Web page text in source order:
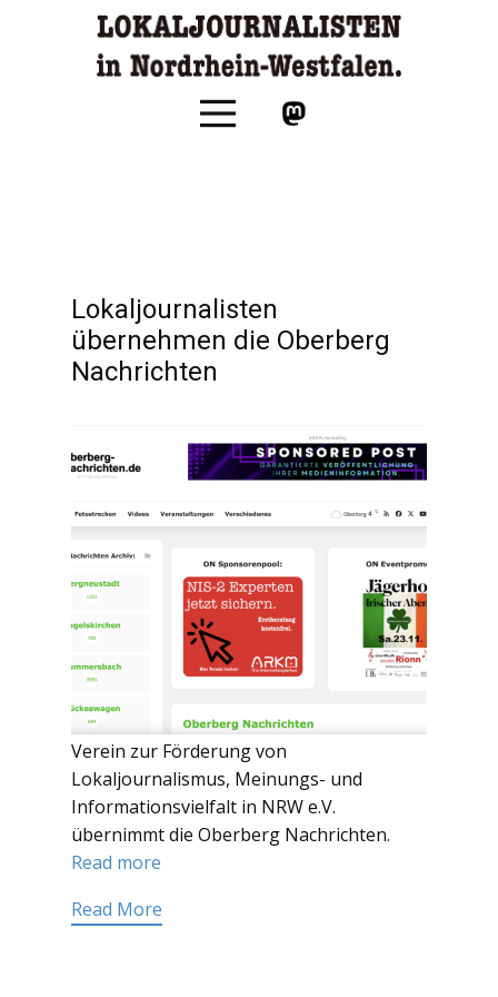
Lokaljournalisten
übernehmen die Oberberg
Nachrichten
Verein zur Förderung von
Lokaljournalismus, Meinungs- und
Informationsvielfalt in NRW e.V.
übernimmt die Oberberg Nachrichten.
Read more
Read More